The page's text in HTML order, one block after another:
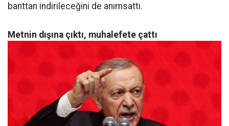
banttan indirileceğini de anımsattı.
Metnin dışına çıktı, muhalefete çattı